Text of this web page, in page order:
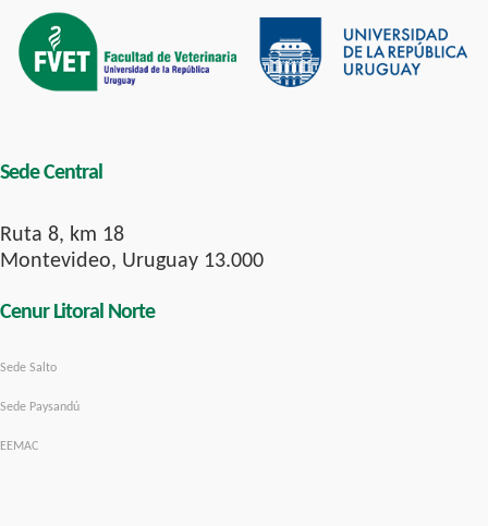
Sede Central
Ruta 8, km 18
Montevideo, Uruguay 13.000
Cenur Litoral Norte
Sede Salto
Sede Paysandú
EEMAC